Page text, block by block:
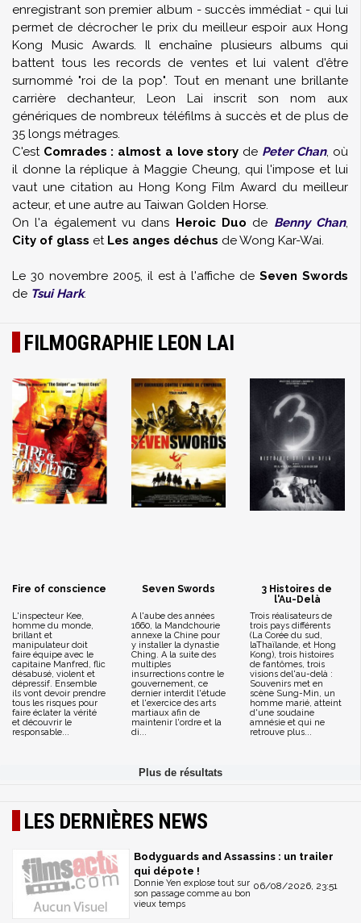
enregistrant son premier album - succès immédiat - qui lui
permet de décrocher le prix du meilleur espoir aux Hong
Kong Music Awards. Il enchaîne plusieurs albums qui
battent tous les records de ventes et lui valent d'être
surnommé "roi de la pop". Tout en menant une brillante
carrière dechanteur, Leon Lai inscrit son nom aux
génériques de nombreux téléfilms à succès et de plus de
35 longs métrages.
C'est Comrades : almost a love story de Peter Chan, où
il donne la réplique à Maggie Cheung, qui l'impose et lui
vaut une citation au Hong Kong Film Award du meilleur
acteur, et une autre au Taiwan Golden Horse.
On l'a également vu dans Heroic Duo de Benny Chan,
City of glass et Les anges déchus de Wong Kar-Wai.
Le 30 novembre 2005, il est à l'affiche deSeven Swords
de Tsui Hark.
FILMOGRAPHIE LEON LAI
Fire of conscience
L'inspecteur Kee,
homme du monde,
brillant et
manipulateur doit
faire équipe avec le
capitaine Manfred, flic
désabusé, violent et
dépressif. Ensemble
ils vont devoir prendre
tous les risques pour
faire éclater la vérité
et découvrir le
responsable...
Seven Swords
A l'aube des années
1660, la Mandchourie
annexe la Chine pour
y installer la dynastie
Ching. A la suite des
multiples
insurrections contre le
gouvernement, ce
dernier interdit l'étude
et l'exercice des arts
martiaux afin de
maintenir l'ordre et la
di...
3 Histoires de
l'Au-Delà
Trois réalisateurs de
trois pays différents
(La Corée du sud,
laThaïlande, et Hong
Kong), trois histoires
de fantômes, trois
visions del'au-delà :
Souvenirs met en
scène Sung-Min, un
homme marié, atteint
d'une soudaine
amnésie et qui ne
retrouve plus...
LES DERNIÈRES NEWS
Bodyguards and Assassins : un trailer
qui dépote !
06/08/2026, 23:51
Donnie Yen explose tout sur
son passage comme au bon
vieux temps